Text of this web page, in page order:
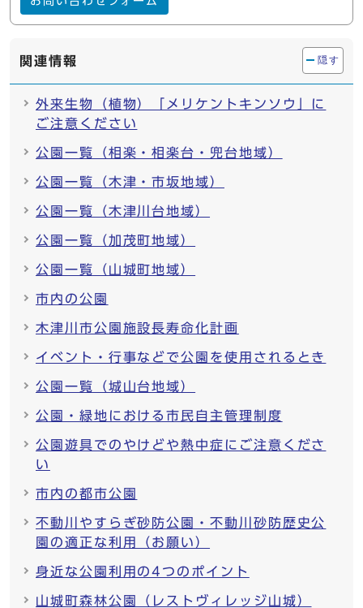
関連情報 隠す
外来生物（植物）「メリケントキンソウ」に
ご注意ください
公園一覧（相楽・相楽台・兜台地域）
公園一覧（木津・市坂地域）
公園一覧（木津川台地域）
公園一覧（加茂町地域）
公園一覧（山城町地域）
市内の公園
木津川市公園施設長寿命化計画
イベント・行事などで公園を使用されるとき
公園一覧（城山台地域）
公園・緑地における市民自主管理制度
公園遊具でのやけどや熱中症にご注意くださ
い
市内の都市公園
不動川やすらぎ砂防公園・不動川砂防歴史公
園の適正な利用（お願い）
身近な公園利用の4つのポイント
山城町森林公園（レストヴィレッジ山城）